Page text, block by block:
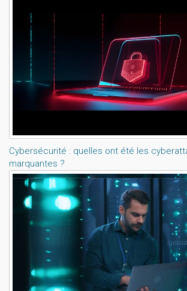
Cybersécurité : quelles ont été les
marquantes ?